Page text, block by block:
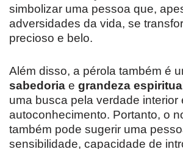
simbolizar uma pessoa que,
adversidades da vida, se
precioso e belo.
Além disso, a pérola também é
sabedoria e grandeza espiritual
uma busca pela verdade interior
autoconhecimento. Portanto, o
também pode sugerir uma
sensibilidade, capacidade de